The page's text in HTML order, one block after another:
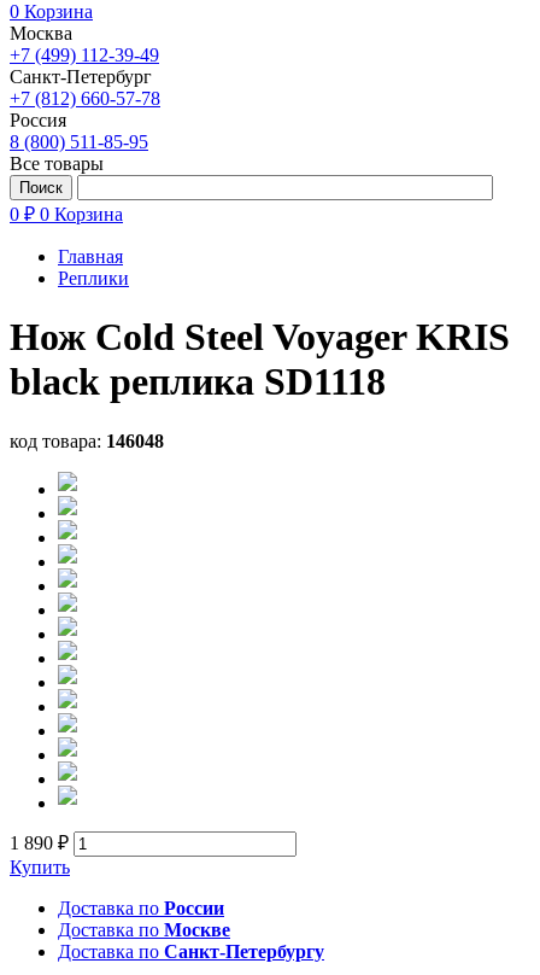
0 Корзина
Москва
+7 (499) 112-39-49
Санкт-Петербург
+7 (812) 660-57-78
Россия
8 (800) 511-85-95
Все товары
0 ₽ 0 Корзина
Главная
Реплики
Нож Cold Steel Voyager KRIS
black реплика SD1118
код товара: 146048
1 890 ₽
Купить
Доставка по России
Доставка по Москве
Доставка по Санкт-Петербургу